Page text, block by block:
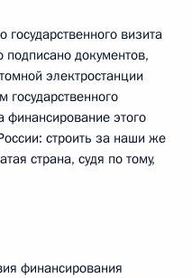
государственного визита
документов,
электростанции
государственного
финансирование этого
строить за наши же
страна, судя по тому,
финансирования